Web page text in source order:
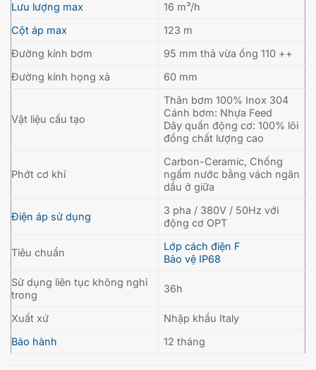
Lưu lượng max
16 m³/h
Cột áp max
123 m
Đường kính bơm
95 mm thả vừa ống 110 ++
Đường kính họng xả
60 mm
Vật liệu cấu tạo
Thân bơm 100% Inox 304
Cánh bơm: Nhựa Feed
Dây quấn động cơ: 100% lõi
đồng chất lượng cao
Phớt cơ khí
Carbon-Ceramic, Chống
ngấm nước bằng vách ngăn
dầu ở giữa
Điện áp sử dụng
3 pha / 380V / 50Hz với
động cơ OPT
Tiêu chuẩn
Lớp cách điện F
Bảo vệ IP68
Sử dụng liên tục không nghỉ
trong
36h
Xuất xứ
Nhập khẩu Italy
Bảo hành
12 tháng